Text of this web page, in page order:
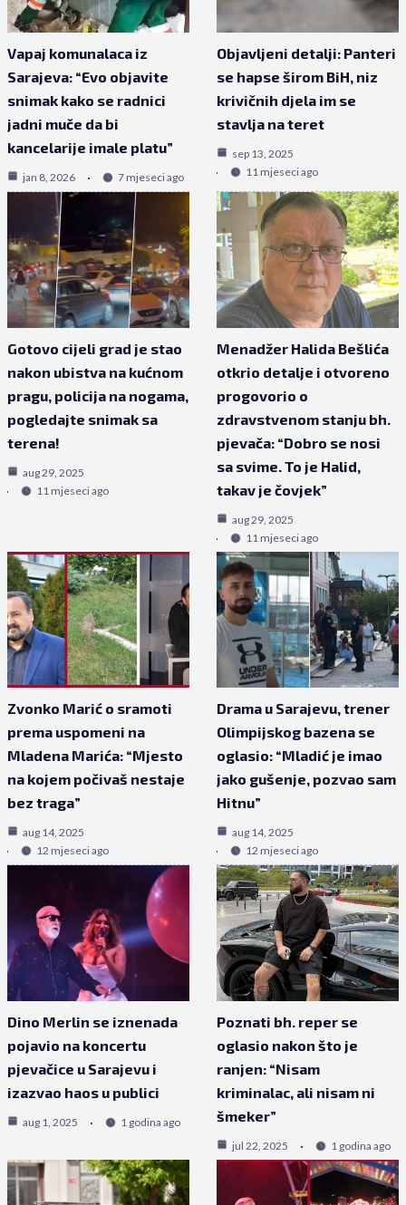
Vapaj komunalaca iz
Sarajeva: “Evo objavite
snimak kako se radnici
jadni muče da bi
kancelarije imale platu”
jan 8, 2026 7 mjeseci ago
Objavljeni detalji: Panteri
se hapse širom BiH, niz
krivičnih djela im se
stavlja na teret
sep 13, 2025
11 mjeseci ago
Gotovo cijeli grad je stao
nakon ubistva na kućnom
pragu, policija na nogama,
pogledajte snimak sa
terena!
aug 29, 2025
11 mjeseci ago
Menadžer Halida Bešlića
otkrio detalje i otvoreno
progovorio o
zdravstvenom stanju bh.
pjevača: “Dobro se nosi
sa svime. To je Halid,
takav je čovjek”
aug 29, 2025
11 mjeseci ago
Zvonko Marić o sramoti
prema uspomeni na
Mladena Marića: “Mjesto
na kojem počivaš nestaje
bez traga”
aug 14, 2025
12 mjeseci ago
Drama u Sarajevu, trener
Olimpijskog bazena se
oglasio: “Mladić je imao
jako gušenje, pozvao sam
Hitnu”
aug 14, 2025
12 mjeseci ago
Dino Merlin se iznenada
pojavio na koncertu
pjevačice u Sarajevu i
izazvao haos u publici
aug 1, 2025 1 godina ago
Poznati bh. reper se
oglasio nakon što je
ranjen: “Nisam
kriminalac, ali nisam ni
šmeker”
jul 22, 2025 1 godina ago